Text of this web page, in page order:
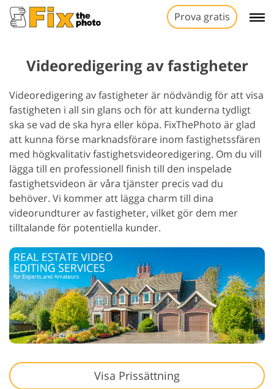
Prova gratis
Videoredigering av fastigheter
Videoredigering av fastigheter är nödvändig för att visa
fastigheten i all sin glans och för att kunderna tydligt
ska se vad de ska hyra eller köpa. FixThePhoto är glad
att kunna förse marknadsförare inom fastighetssfären
med högkvalitativ fastighetsvideoredigering. Om du vill
lägga till en professionell finish till den inspelade
fastighetsvideon är våra tjänster precis vad du
behöver. Vi kommer att lägga charm till dina
videorundturer av fastigheter, vilket gör dem mer
tilltalande för potentiella kunder.
Visa Prissättning